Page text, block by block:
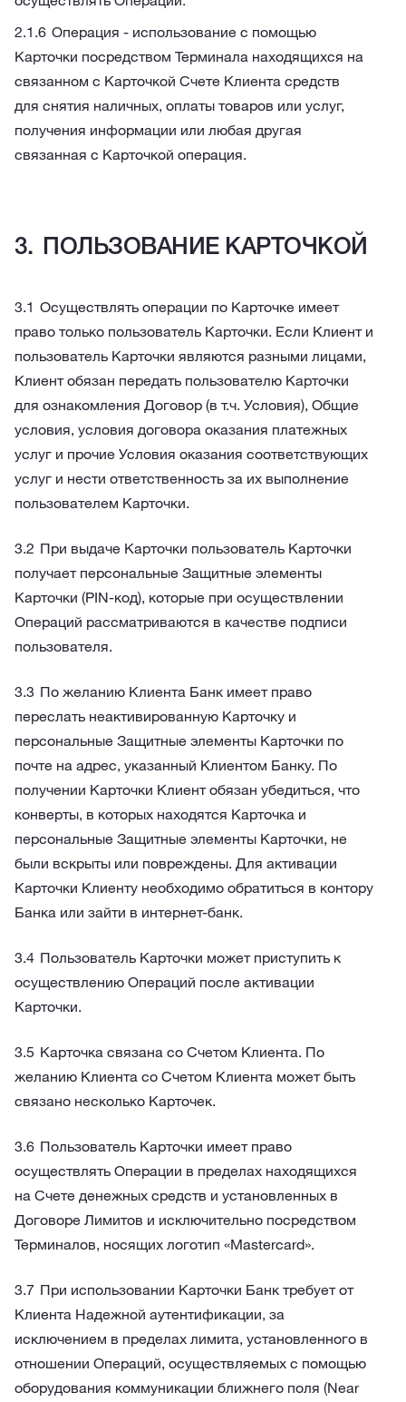
Операция - использование с помощью
Карточки посредством Терминала находящихся на
связанном с Карточкой Счете Клиента средств
для снятия наличных, оплаты товаров или услуг,
получения информации или любая другая
связанная с Карточкой операция.
ПОЛЬЗОВАНИЕ КАРТОЧКОЙ
Осуществлять операции по Карточке имеет
право только пользователь Карточки. Если Клиент и
пользователь Карточки являются разными лицами,
Клиент обязан передать пользователю Карточки
для ознакомления Договор (в т.ч. Условия), Общие
условия, условия договора оказания платежных
услуг и прочие Условия оказания соответствующих
услуг и нести ответственность за их выполнение
пользователем Карточки.
При выдаче Карточки пользователь Карточки
получает персональные Защитные элементы
Карточки (PIN-код), которые при осуществлении
Операций рассматриваются в качестве подписи
пользователя.
По желанию Клиента Банк имеет право
переслать неактивированную Карточку и
персональные Защитные элементы Карточки по
почте на адрес, указанный Клиентом Банку. По
получении Карточки Клиент обязан убедиться, что
конверты, в которых находятся Карточка и
персональные Защитные элементы Карточки, не
были вскрыты или повреждены. Для активации
Карточки Клиенту необходимо обратиться в контору
Банка или зайти в интернет-банк.
Пользователь Карточки может приступить к
осуществлению Операций после активации
Карточки.
Карточка связана со Счетом Клиента. По
желанию Клиента со Счетом Клиента может быть
связано несколько Карточек.
Пользователь Карточки имеет право
осуществлять Операции в пределах находящихся
на Счете денежных средств и установленных в
Договоре Лимитов и исключительно посредством
Терминалов, носящих логотип «Mastercard».
При использовании Карточки Банк требует от
Клиента Надежной аутентификации, за
исключением в пределах лимита, установленного в
отношении Операций, осуществляемых с помощью
оборудования коммуникации ближнего поля (Near